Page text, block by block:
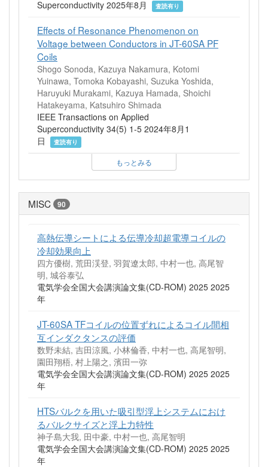
Superconductivity 2025年8月
査読有り
Effects of Resonance Phenomenon on
Voltage between Conductors in JT-60SA PF
Coils
Shogo Sonoda, Kazuya Nakamura, Kotomi
Yuinawa, Tomoka Kobayashi, Suzuka Yoshida,
Haruyuki Murakami, Kazuya Hamada, Shoichi
Hatakeyama, Katsuhiro Shimada
IEEE Transactions on Applied
Superconductivity 34(5) 1-5 2024年8月1
日
査読有り
もっとみる
MISC 90
高熱伝導シートによる伝導冷却超電導コイルの
冷却効果向上
四方優樹, 荒田渓登, 羽賀遼太郎, 中村一也, 高尾智
明, 城谷泰弘
電気学会全国大会講演論文集(CD-ROM) 2025 2025
年
JT-60SA TFコイルの位置ずれによるコイル間相
互インダクタンスの評価
数野未結, 吉田涼風, 小林倫香, 中村一也, 高尾智明,
園田翔梧, 村上陽之, 濱田一弥
電気学会全国大会講演論文集(CD-ROM) 2025 2025
年
HTSバルクを用いた吸引型浮上システムにおけ
るバルクサイズと浮上力特性
神子島大我, 田中豪, 中村一也, 高尾智明
電気学会全国大会講演論文集(CD-ROM) 2025 2025
年